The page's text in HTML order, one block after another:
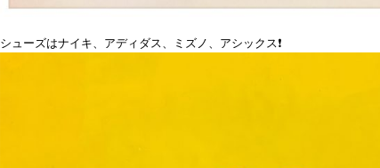
シューズはナイキ、アディダス、ミズノ、アシックス❗️